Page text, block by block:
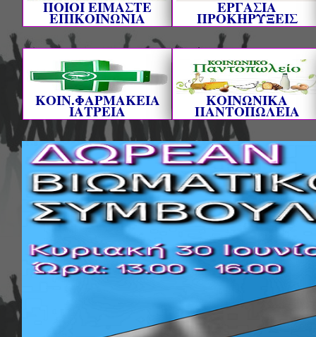
ΠΟΙΟΙ ΕΙΜΑΣΤΕ
ΕΠΙΚΟΙΝΩΝΙΑ
ΕΡΓΑΣΙΑ
ΠΡΟΚΗΡΥΞΕΙΣ
ΚΟΙΝ.ΦΑΡΜΑΚΕΙΑ
ΙΑΤΡΕΙΑ
ΚΟΙΝΩΝΙΚΑ
ΠΑΝΤΟΠΩΛΕΙΑ